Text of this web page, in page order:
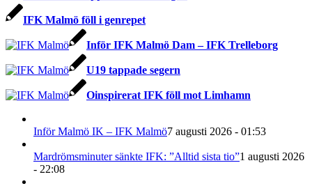
IFK Malmö föll i genrepet
Inför IFK Malmö Dam – IFK Trelleborg
U19 tappade segern
Oinspirerat IFK föll mot Limhamn
Inför Malmö IK – IFK Malmö7 augusti 2026 - 01:53
Mardrömsminuter sänkte IFK: ”Alltid sista tio”1 augusti 2026
- 22:08